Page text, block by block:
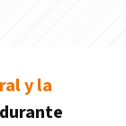
y la